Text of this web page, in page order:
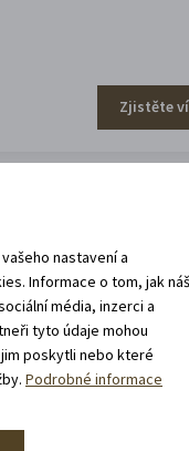
Zjistěte
nastavení a
Informace o tom, jak
média, inzerci a
tyto údaje mohou
poskytli nebo které
Podrobné informace